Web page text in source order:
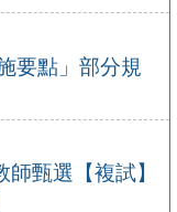
要點」部分規
甄選【複試】